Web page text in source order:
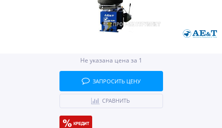
Не указана цена за 1
ЗАПРОСИТЬ ЦЕНУ
СРАВНИТЬ